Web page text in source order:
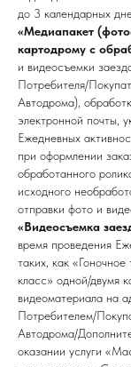
до 3 календарных
«Медиапакет
картодрому с
и видеосъемки
Потребителя/
Автодрома),
электронной почты,
Ежедневных
при оформлении
обработанного
исходного
отправки фото и
«Видеосъемка
время проведения
таких, как
класс» одной/двумя
видеоматериала на
Потребителем/
Автодрома/
оказании услуги